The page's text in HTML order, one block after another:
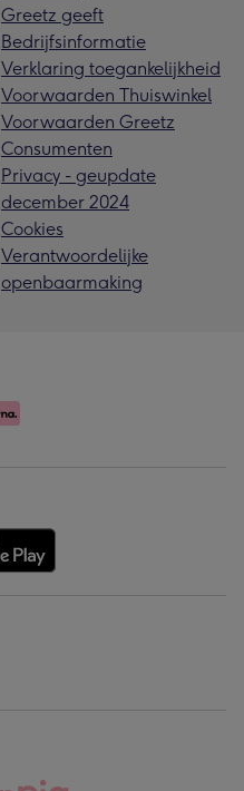
Greetz geeft
Bedrijfsinformatie
Verklaring toegankelijkheid
Voorwaarden Thuiswinkel
Voorwaarden Greetz
Consumenten
Privacy - geupdate
december 2024
Cookies
Verantwoordelijke
openbaarmaking